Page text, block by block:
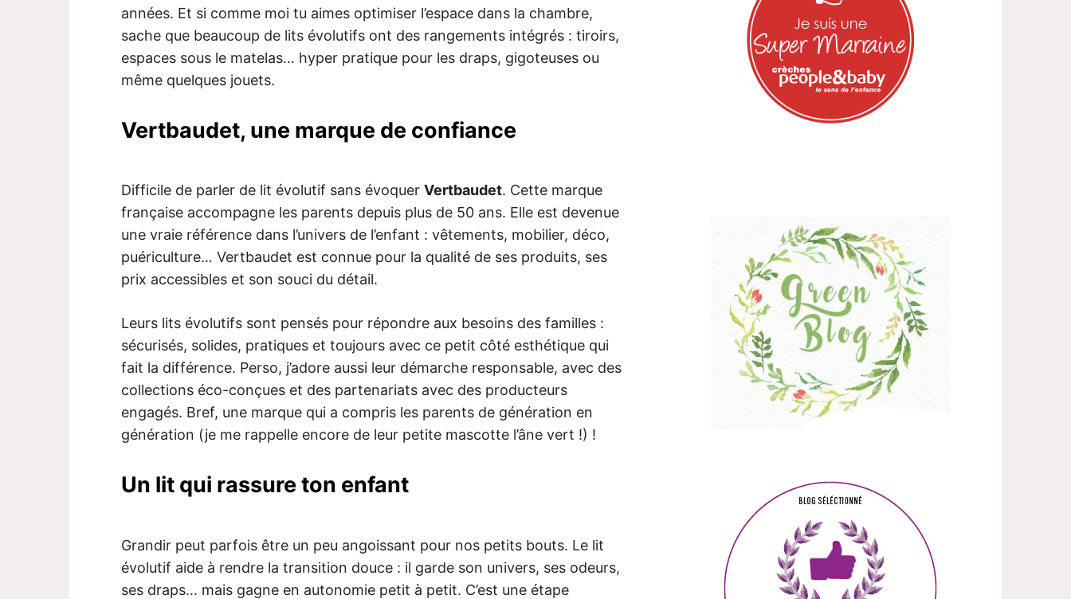
années. Et si comme moi tu aimes optimiser l’espace dans la chambre,
sache que beaucoup de lits évolutifs ont des rangements intégrés : tiroirs,
espaces sous le matelas… hyper pratique pour les draps, gigoteuses ou
même quelques jouets.
Vertbaudet, une marque de confiance
Difficile de parler de lit évolutif sans évoquer Vertbaudet. Cette marque
française accompagne les parents depuis plus de 50 ans. Elle est devenue
une vraie référence dans l’univers de l’enfant : vêtements, mobilier, déco,
puériculture… Vertbaudet est connue pour la qualité de ses produits, ses
prix accessibles et son souci du détail.
Leurs lits évolutifs sont pensés pour répondre aux besoins des familles :
sécurisés, solides, pratiques et toujours avec ce petit côté esthétique qui
fait la différence. Perso, j’adore aussi leur démarche responsable, avec des
collections éco-conçues et des partenariats avec des producteurs
engagés. Bref, une marque qui a compris les parents de génération en
génération (je me rappelle encore de leur petite mascotte l’âne vert !) !
Un lit qui rassure ton enfant
Grandir peut parfois être un peu angoissant pour nos petits bouts. Le lit
évolutif aide à rendre la transition douce : il garde son univers, ses odeurs,
ses draps… mais gagne en autonomie petit à petit. C’est une étape